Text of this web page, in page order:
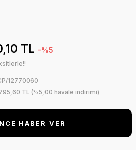
TL -%5
12770060
TL (%5,00 havale indirimi)
HABER VER